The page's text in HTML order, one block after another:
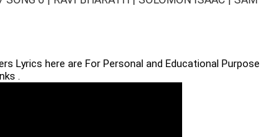
Lyrics here are For Personal and Educational Purpose
.